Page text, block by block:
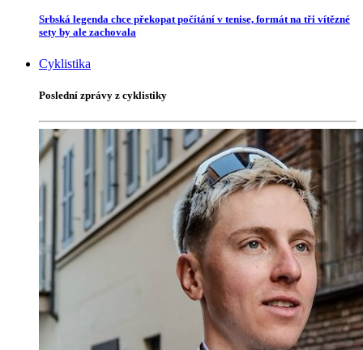
Srbská legenda chce překopat počítání v tenise, formát na tři vítězné
sety by ale zachovala
Cyklistika
Poslední zprávy z cyklistiky